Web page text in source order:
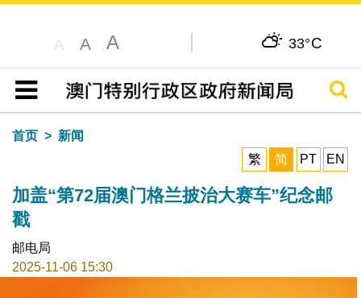
A A A 33°C
目录
搜寻
首页
新闻
繁
简 PT EN
加盖“第72届澳门格兰披治大赛车”纪念邮
戳
邮电局
2025-11-06 15:30